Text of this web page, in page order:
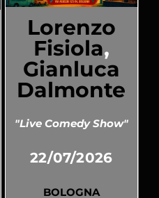
Lorenzo
Fisiola,
Gianluca
Dalmonte
"Live Comedy Show"
22/07/2026
BOLOGNA